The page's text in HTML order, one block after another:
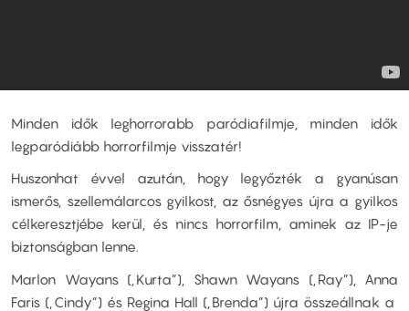
Minden idők leghorrorabb paródiafilmje, minden idők
legparódiább horrorfilmje visszatér!
Huszonhat évvel azután, hogy legyőzték a gyanúsan
ismerős, szellemálarcos gyilkost, az ősnégyes újra a gyilkos
célkeresztjébe kerül, és nincs horrorfilm, aminek az IP-je
biztonságban lenne.
Marlon Wayans („Kurta”), Shawn Wayans („Ray”), Anna
Faris („Cindy”) és Regina Hall („Brenda”) újra összeállnak a